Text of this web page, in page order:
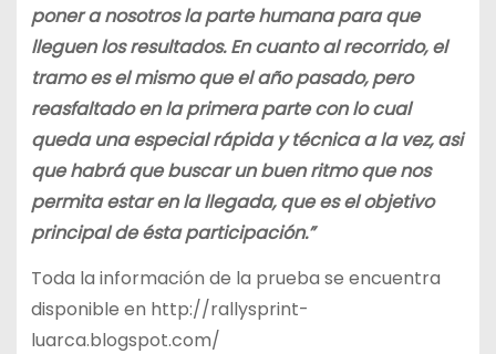
poner a nosotros la parte humana para que
lleguen los resultados. En cuanto al recorrido, el
tramo es el mismo que el año pasado, pero
reasfaltado en la primera parte con lo cual
queda una especial rápida y técnica a la vez, asi
que habrá que buscar un buen ritmo que nos
permita estar en la llegada, que es el objetivo
principal de ésta participación.”
Toda la información de la prueba se encuentra
disponible en http://rallysprint-
luarca.blogspot.com/